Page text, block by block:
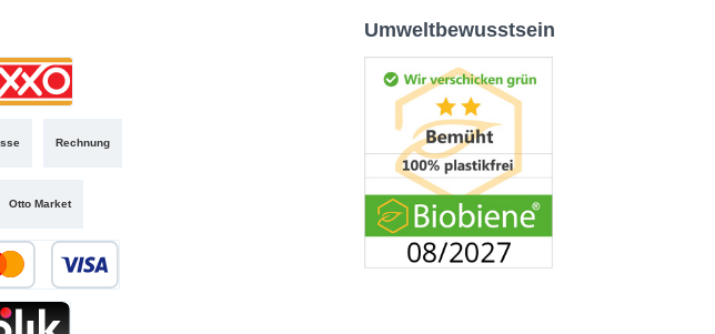
Otto Market
Rechnung
Umweltbewusstsein